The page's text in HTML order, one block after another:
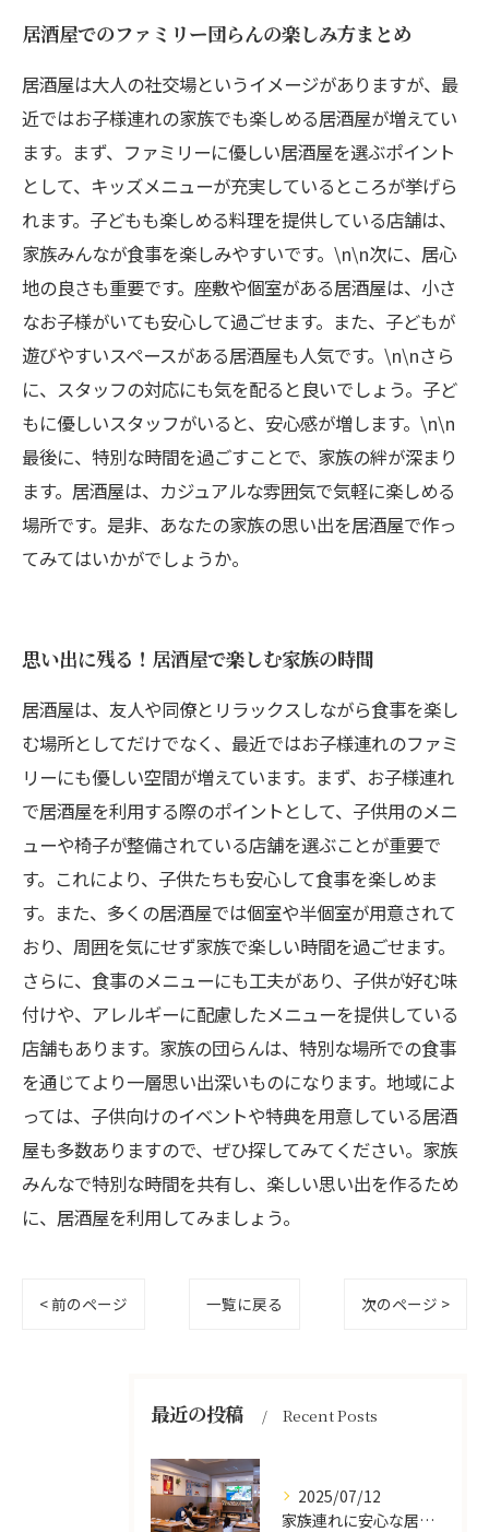
居酒屋でのファミリー団らんの楽しみ方まとめ
居酒屋は大人の社交場というイメージがありますが、最
近ではお子様連れの家族でも楽しめる居酒屋が増えてい
ます。まず、ファミリーに優しい居酒屋を選ぶポイント
として、キッズメニューが充実しているところが挙げら
れます。子どもも楽しめる料理を提供している店舗は、
家族みんなが食事を楽しみやすいです。\n\n次に、居心
地の良さも重要です。座敷や個室がある居酒屋は、小さ
なお子様がいても安心して過ごせます。また、子どもが
遊びやすいスペースがある居酒屋も人気です。\n\nさら
に、スタッフの対応にも気を配ると良いでしょう。子ど
もに優しいスタッフがいると、安心感が増します。\n\n
最後に、特別な時間を過ごすことで、家族の絆が深まり
ます。居酒屋は、カジュアルな雰囲気で気軽に楽しめる
場所です。是非、あなたの家族の思い出を居酒屋で作っ
てみてはいかがでしょうか。
思い出に残る！居酒屋で楽しむ家族の時間
居酒屋は、友人や同僚とリラックスしながら食事を楽し
む場所としてだけでなく、最近ではお子様連れのファミ
リーにも優しい空間が増えています。まず、お子様連れ
で居酒屋を利用する際のポイントとして、子供用のメニ
ューや椅子が整備されている店舗を選ぶことが重要で
す。これにより、子供たちも安心して食事を楽しめま
す。また、多くの居酒屋では個室や半個室が用意されて
おり、周囲を気にせず家族で楽しい時間を過ごせます。
さらに、食事のメニューにも工夫があり、子供が好む味
付けや、アレルギーに配慮したメニューを提供している
店舗もあります。家族の団らんは、特別な場所での食事
を通じてより一層思い出深いものになります。地域によ
っては、子供向けのイベントや特典を用意している居酒
屋も多数ありますので、ぜひ探してみてください。家族
みんなで特別な時間を共有し、楽しい思い出を作るため
に、居酒屋を利用してみましょう。
< 前のページ 一覧に戻る 次のページ >
最近の投稿 Recent Posts
2025/07/12
家族連れに安心な居酒屋体験